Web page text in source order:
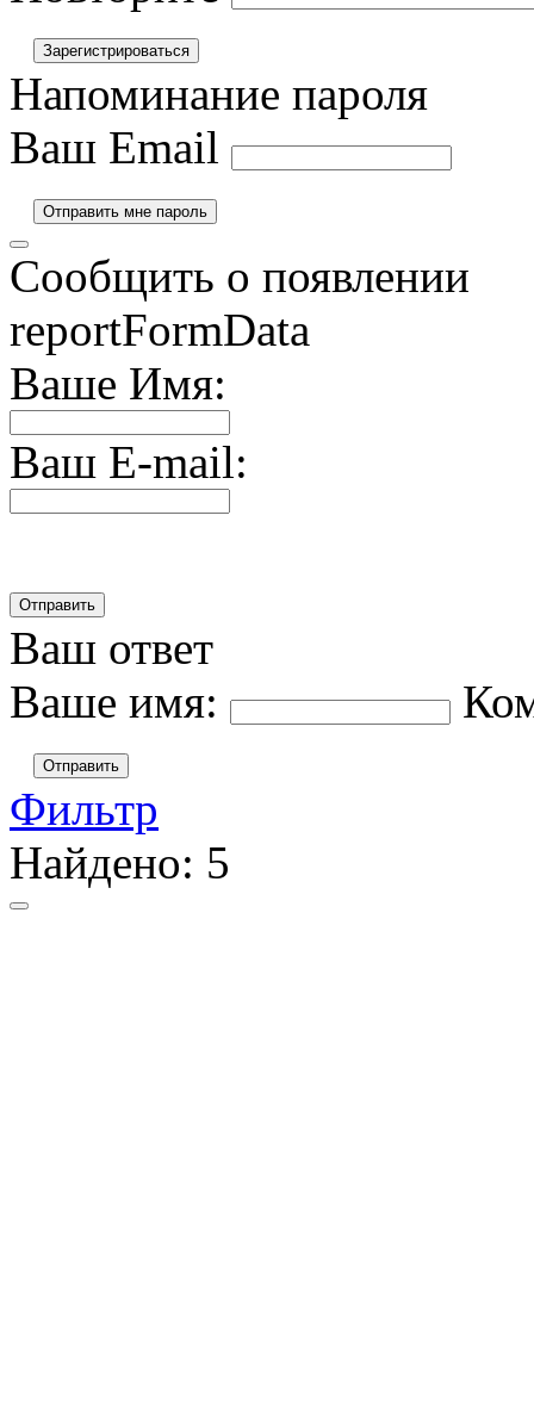
Напоминание пароля
Ваш Email
Сообщить о появлении
reportFormData
Ваше Имя:
Ваш E-mail:
Ваш ответ
Ваше имя:
Отправить
Фильтр
Найдено: 5